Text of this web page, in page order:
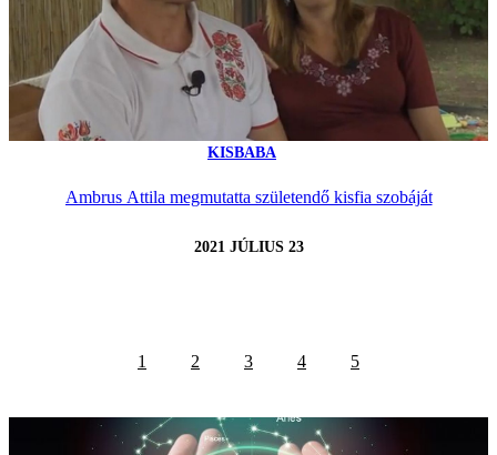
KISBABA
Ambrus Attila megmutatta születendő kisfia szobáját
2021 JÚLIUS 23
1 2 3 4 5